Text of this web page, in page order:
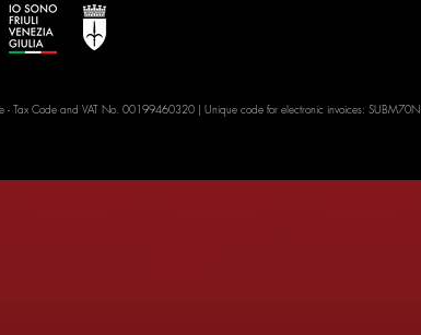
- Tax Code and VAT No. 00199460320 | Unique code for electronic invoices: SUBM70N